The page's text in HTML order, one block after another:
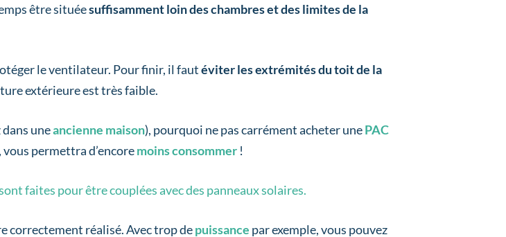
être situéesuffisamment loin des chambres et des limites de la
le ventilateur. Pour finir, il fautéviter les extrémités du toit de la
extérieure est très faible.
dans uneancienne maison), pourquoi ne pas carrément acheter unePAC
, vous permettra d’encoremoins consommer !
faites pour être couplées avec des panneaux solaires.
correctement réalisé. Avec trop depuissance par exemple, vous pouvez